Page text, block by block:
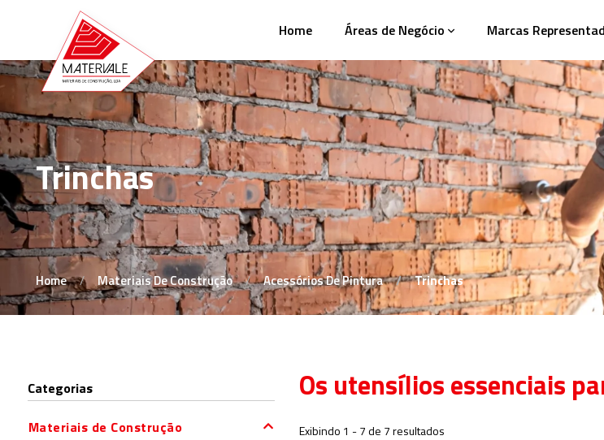
Home Áreas de Negócio Marcas
Trinchas
Home Materiais De Construção Acessórios De Pintura Trinchas
Categorias
Materiais de Construção
Os utensílios essenciais
Exibindo 1 - 7 de 7 resultados